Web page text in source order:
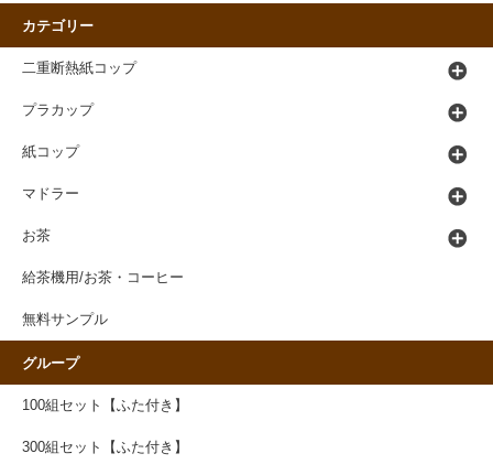
カテゴリー
二重断熱紙コップ
プラカップ
紙コップ
マドラー
お茶
給茶機用/お茶・コーヒー
無料サンプル
グループ
100組セット【ふた付き】
300組セット【ふた付き】